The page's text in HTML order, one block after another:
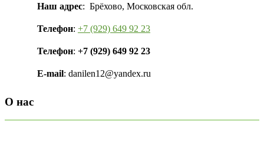
Наш адрес: Брёхово, Московская обл.
Телефон: +7 (929) 649 92 23
Телефон: +7 (929) 649 92 23
E-mail: danilen12@yandex.ru
О нас